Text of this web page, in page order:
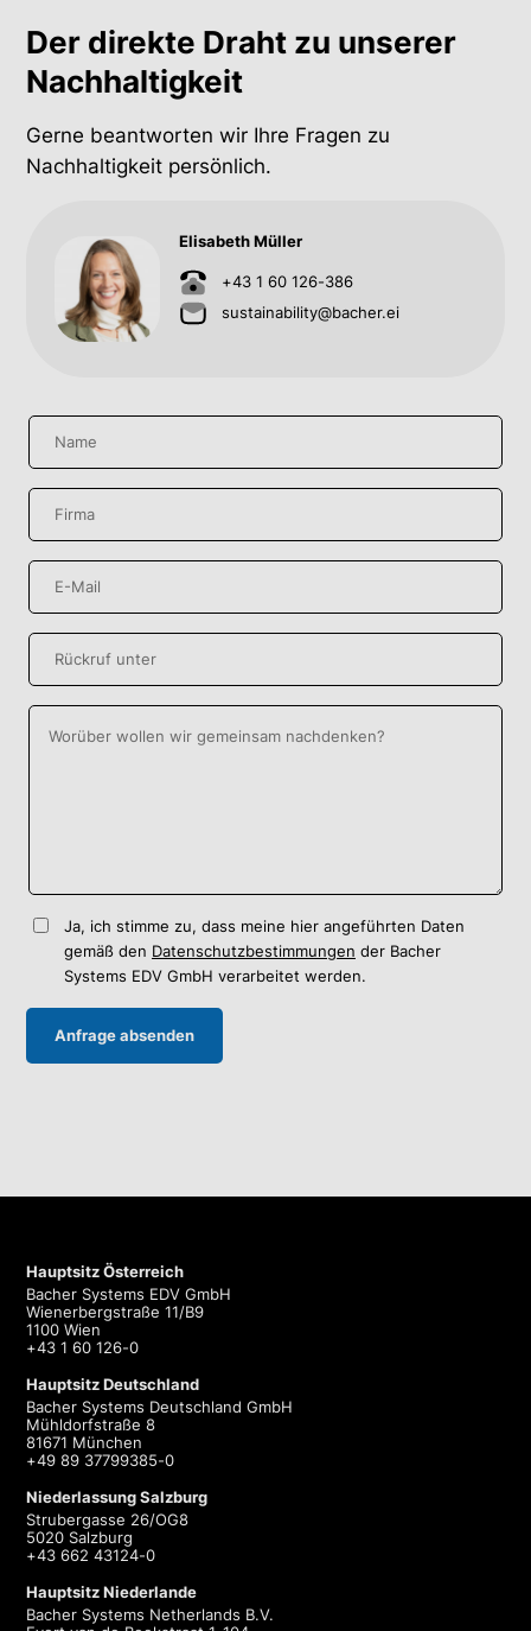
Ja, ich stimme zu, dass meine hier angeführten Daten
gemäß den Datenschutzbestimmungen der Bacher
Systems EDV GmbH verarbeitet werden.
Der direkte Draht zu unserer
Nachhaltigkeit
Gerne beantworten wir Ihre Fragen zu
Nachhaltigkeit persönlich.
Elisabeth Müller
+43 1 60 126-386
sustainability@bacher.ei
Hauptsitz Österreich
Bacher Systems EDV GmbH
Wienerbergstraße 11/B9
1100 Wien
+43 1 60 126-0
Hauptsitz Deutschland
Bacher Systems Deutschland GmbH
Mühldorfstraße 8
81671 München
+49 89 37799385-0
Niederlassung Salzburg
Strubergasse 26/OG8
5020 Salzburg
+43 662 43124-0
Hauptsitz Niederlande
Bacher Systems Netherlands B.V.